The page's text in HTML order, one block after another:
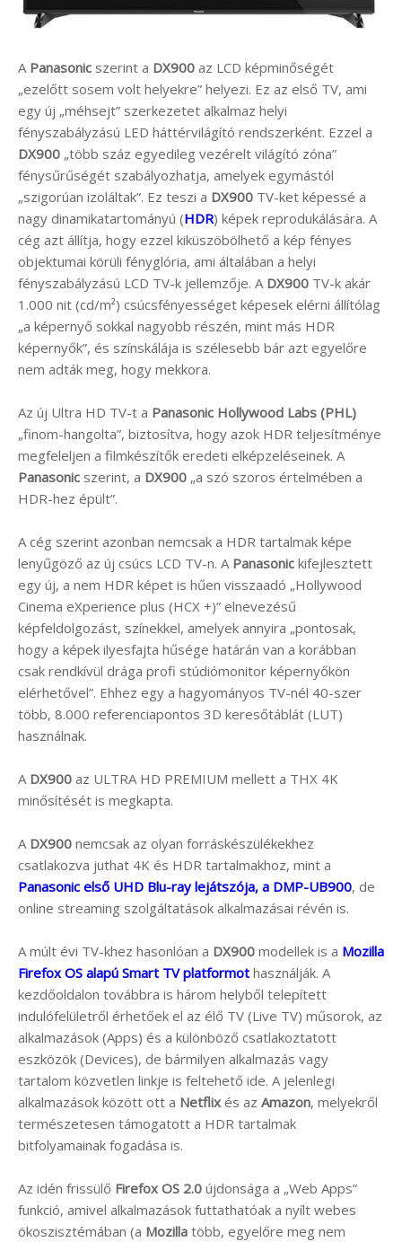
A Panasonic szerint a DX900 az LCD képminőségét
„ezelőtt sosem volt helyekre” helyezi. Ez az első TV, ami
egy új „méhsejt” szerkezetet alkalmaz helyi
fényszabályzású LED háttérvilágító rendszerként. Ezzel a
DX900 „több száz egyedileg vezérelt világító zóna”
fénysűrűségét szabályozhatja, amelyek egymástól
„szigorúan izoláltak”. Ez teszi a DX900 TV-ket képessé a
nagy dinamikatartományú (HDR) képek reprodukálására. A
cég azt állítja, hogy ezzel kiküszöbölhető a kép fényes
objektumai körüli fényglória, ami általában a helyi
fényszabályzású LCD TV-k jellemzője. A DX900 TV-k akár
1.000 nit (cd/m²) csúcsfényességet képesek elérni állítólag
„a képernyő sokkal nagyobb részén, mint más HDR
képernyők”, és színskálája is szélesebb bár azt egyelőre
nem adták meg, hogy mekkora.
Az új Ultra HD TV-t a Panasonic Hollywood Labs (PHL)
„finom-hangolta”, biztosítva, hogy azok HDR teljesítménye
megfeleljen a filmkészítők eredeti elképzeléseinek. A
Panasonic szerint, a DX900 „a szó szoros értelmében a
HDR-hez épült”.
A cég szerint azonban nemcsak a HDR tartalmak képe
lenyűgöző az új csúcs LCD TV-n. A Panasonic kifejlesztett
egy új, a nem HDR képet is hűen visszaadó „Hollywood
Cinema eXperience plus (HCX +)” elnevezésű
képfeldolgozást, színekkel, amelyek annyira „pontosak,
hogy a képek ilyesfajta hűsége határán van a korábban
csak rendkívül drága profi stúdiómonitor képernyőkön
elérhetővel”. Ehhez egy a hagyományos TV-nél 40-szer
több, 8.000 referenciapontos 3D keresőtáblát (LUT)
használnak.
A DX900 az ULTRA HD PREMIUM mellett a THX 4K
minősítését is megkapta.
A DX900 nemcsak az olyan forráskészülékekhez
csatlakozva juthat 4K és HDR tartalmakhoz, mint a
Panasonic első UHD Blu-ray lejátszója, a DMP-UB900, de
online streaming szolgáltatások alkalmazásai révén is.
A múlt évi TV-khez hasonlóan a DX900 modellek is a Mozilla
Firefox OS alapú Smart TV platformot használják. A
kezdőoldalon továbbra is három helyből telepített
indulófelületről érhetőek el az élő TV (Live TV) műsorok, az
alkalmazások (Apps) és a különböző csatlakoztatott
eszközök (Devices), de bármilyen alkalmazás vagy
tartalom közvetlen linkje is feltehető ide. A jelenlegi
alkalmazások között ott a Netflixés az Amazon, melyekről
természetesen támogatott a HDR tartalmak
bitfolyamainak fogadása is.
Az idén frissülő Firefox OS 2.0 újdonsága a „Web Apps”
funkció, amivel alkalmazások futtathatóak a nyílt webes
ökoszisztémában (a Mozilla több, egyelőre meg nem